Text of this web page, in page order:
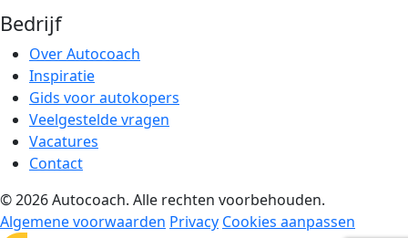
Bedrijf
Over Autocoach
Inspiratie
Gids voor autokopers
Veelgestelde vragen
Vacatures
Contact
© 2026 Autocoach. Alle rechten voorbehouden.
Algemene voorwaarden Privacy Cookies aanpassen